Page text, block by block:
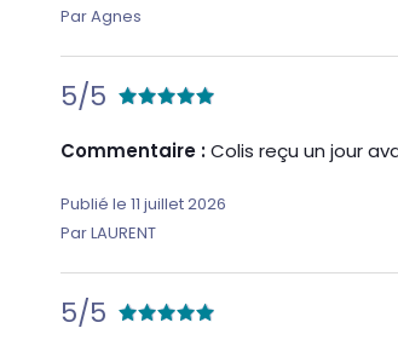
Par Agnes
5/5
Commentaire :Colis reçu un jour
Publié le 11 juillet 2026
Par LAURENT
5/5